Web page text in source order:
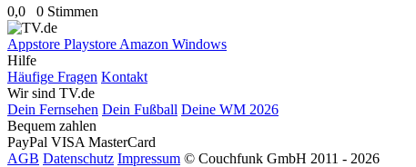
0,0 0 Stimmen
Appstore Playstore Amazon Windows
Hilfe
Häufige Fragen Kontakt
Wir sind TV.de
Dein Fernsehen Dein Fußball Deine WM 2026
Bequem zahlen
PayPal VISA MasterCard
AGB Datenschutz Impressum © Couchfunk GmbH 2011 - 2026